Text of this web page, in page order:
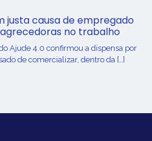
justa causa de empregado
no trabalho
Ajude 4.0 confirmou a dispensa por
de comercializar, dentro da […]